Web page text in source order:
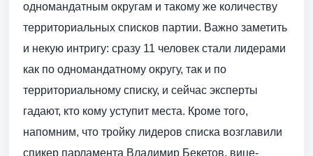
одномандатным округам и такому же количеству
территориальных списков партии. Важно заметить
и некую интригу: сразу 11 человек стали лидерами
как по одномандатному округу, так и по
территориальному списку, и сейчас эксперты
гадают, кто кому уступит места. Кроме того,
напомним, что тройку лидеров списка возглавили
спикер парламента Владимир Бекетов, вице-